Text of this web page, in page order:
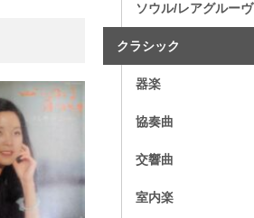
ソウル/レアグルーヴ
クラシック
器楽
協奏曲
交響曲
室内楽